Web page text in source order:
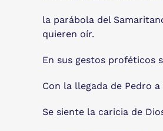
la parábola del
quieren oír.
En sus gestos proféticos
Con la llegada de Pedro
Se siente la caricia de